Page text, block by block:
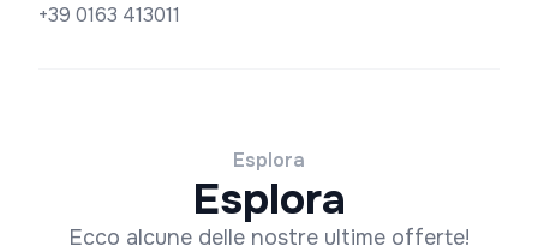
+39 0163 413011
Esplora
Esplora
Ecco alcune delle nostre ultime offerte!